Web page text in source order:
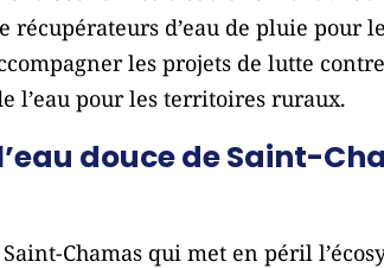
récupérateurs d’eau de pluie
les projets de lutte
l’eau pour les territoires ruraux.
douce de Saint-
Chamas qui met en péril